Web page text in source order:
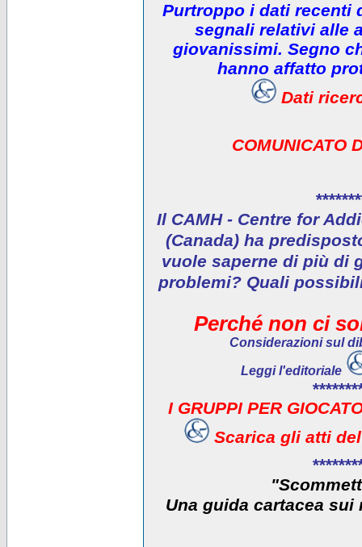
Purtroppo i dati recenti
segnali relativi alle
giovanissimi. Segno
hanno affatto
Dati
COMUNICATO
Il CAMH - Centre for
(Canada) ha
vuole saperne di più di
problemi? Quali
Perché non ci
Considerazioni sul
Leggi l'editoriale
I GRUPPI PER
Scarica gli atti
Una guida cartacea